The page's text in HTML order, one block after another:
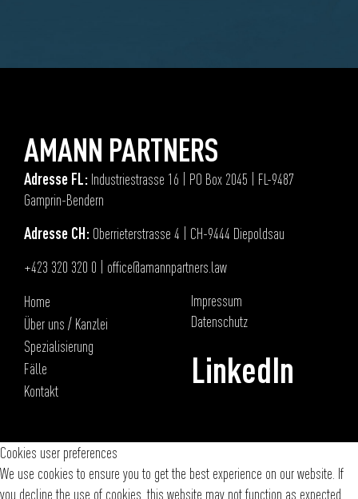
AMANN PARTNERS
Adresse FL: Industriestrasse 16 | PO Box 2045 | FL-9487
Gamprin-Bendern
Adresse CH: Oberrieterstrasse 4 | CH-9444 Diepoldsau
+423 320 320 0
office@amannpartners.law
Home
Über uns / Kanzlei
Spezialisierung
Fälle
Kontakt
Impressum
Datenschutz
LinkedIn
Cookies user preferences
We use cookies to ensure you to get the best experience on our website. If
you decline the use of cookies, this website may not function as expected.